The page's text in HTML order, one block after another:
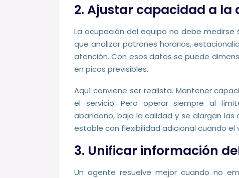
2. Ajustar capacidad a la
La ocupación del equipo no debe
que analizar patrones horarios,
atención. Con esos datos se puede
en picos previsibles.
Aquí conviene ser realista. Mantener
el servicio. Pero operar siempre al
abandono, baja la calidad y se alargan las
estable con flexibilidad adicional cuando el
3. Unificar información
Un agente resuelve mejor cuando no